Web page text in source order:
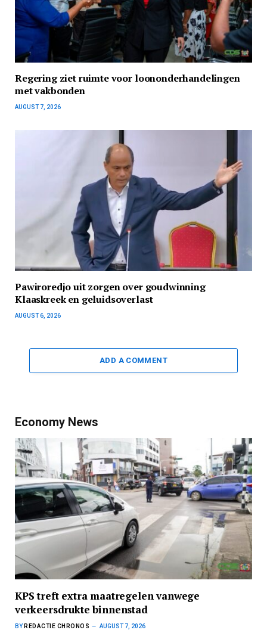
Regering ziet ruimte voor loononderhandelingen
met vakbonden
AUGUST 7, 2026
Pawiroredjo uit zorgen over goudwinning
Klaaskreek en geluidsoverlast
AUGUST 6, 2026
ADD A COMMENT
Economy News
KPS treft extra maatregelen vanwege
verkeersdrukte binnenstad
BY REDACTIE CHRONOS AUGUST 7, 2026